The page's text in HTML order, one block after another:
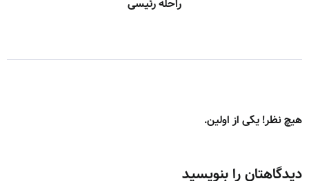
راحله رئیسی
هیچ نظر! یکی از اولین.
دیدگاهتان را بنویسید